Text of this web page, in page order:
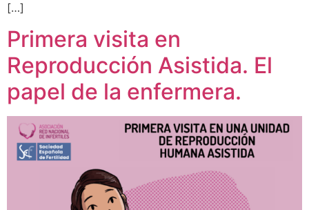
[…]
Primera visita en
Reproducción Asistida. El
papel de la enfermera.